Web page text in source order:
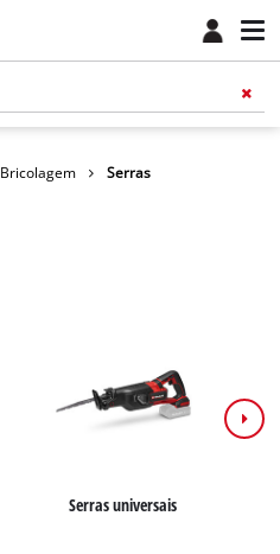
Bricolagem Serras
Serras universais